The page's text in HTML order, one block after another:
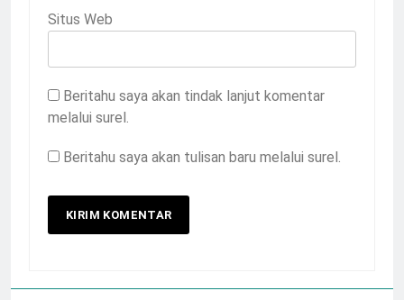
Situs Web
Beritahu saya akan tindak lanjut komentar
melalui surel.
Beritahu saya akan tulisan baru melalui surel.